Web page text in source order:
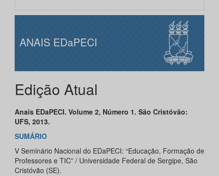
ANAIS EDaPECI
Edição Atual
Anais EDaPECI. Volume 2, Número 1. São Cristóvão:
UFS, 2013.
SUMÁRIO
V Seminário Nacional do EDaPECI: “Educação, Formação de
Professores e TIC” / Universidade Federal de Sergipe, São
Cristóvão (SE).